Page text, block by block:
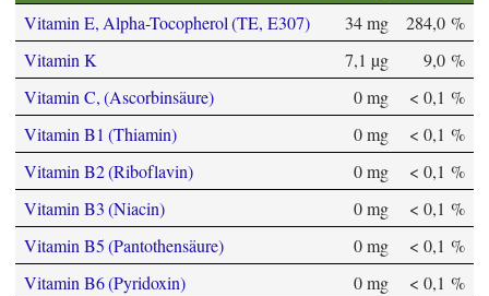
Vitamin E, Alpha-Tocopherol (TE, E307) 34 mg
284,0 %
Vitamin K
7,1 µg
9,0 %
Vitamin C, (Ascorbinsäure)
0 mg
< 0,1 %
Vitamin B1 (Thiamin)
0 mg
< 0,1 %
Vitamin B2 (Riboflavin)
0 mg
< 0,1 %
Vitamin B3 (Niacin)
0 mg
< 0,1 %
Vitamin B5 (Pantothensäure)
0 mg
< 0,1 %
Vitamin B6 (Pyridoxin)
0 mg
< 0,1 %